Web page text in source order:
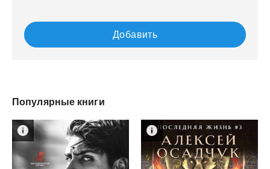
Добавить
Популярные книги